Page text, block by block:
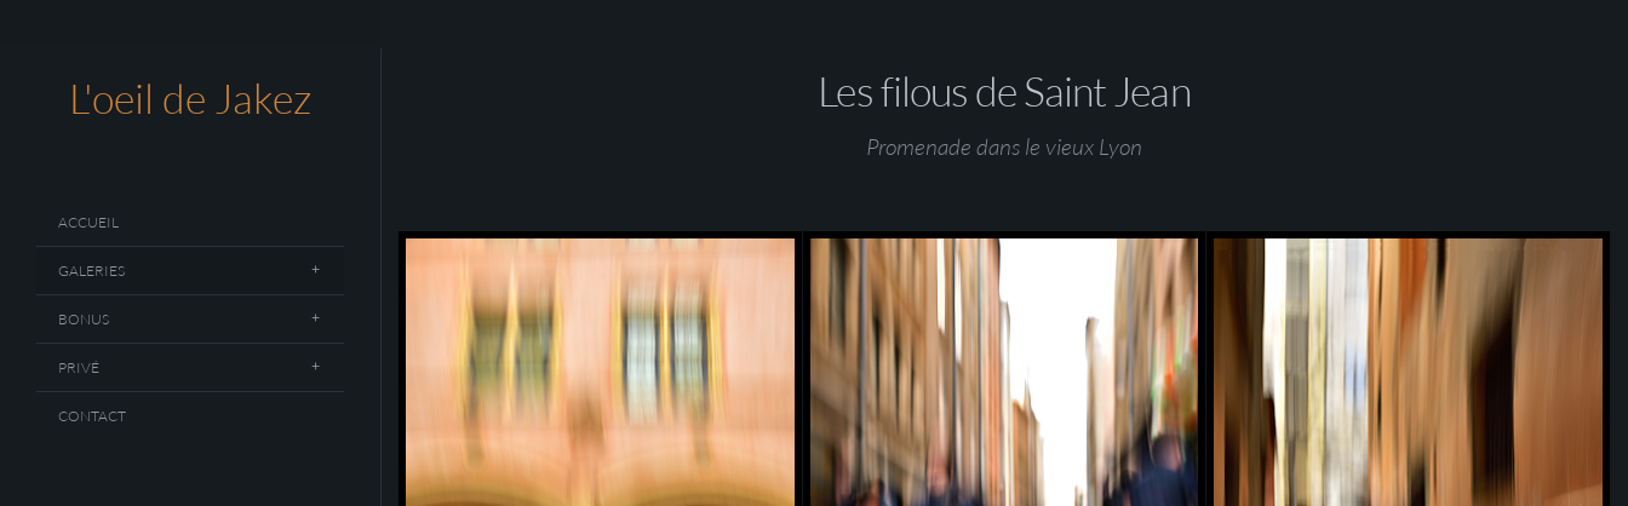
L'oeil de Jakez
ACCUEIL
GALERIES
BONUS
PRIVÉ
CONTACT
Les filous de Saint Jean
Promenade dans le vieux Lyon